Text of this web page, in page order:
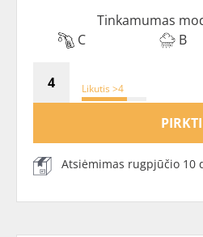
Tinkamumas
C
B
Likutis >4
PIRKTI
Atsiėmimas rugpjūčio 10